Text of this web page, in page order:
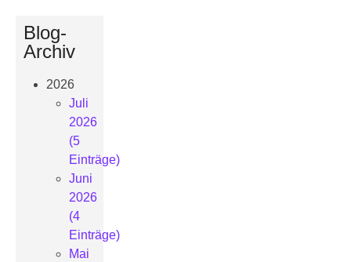
Blog-
Archiv
2026
Juli
2026
(5
Einträge)
Juni
2026
(4
Einträge)
Mai